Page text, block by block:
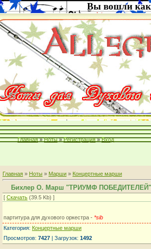
Вы вошли как
Главная » Ноты » Регистрация » Вход
Главная » Ноты » Марши » Концертные марши
Бихлер О. Марш "ТРИУМФ ПОБЕДИТЕЛЕЙ"
[ Скачать (39.5 Kb) ]
партитура для духового оркестра - *sib
Категория: Концертные марши
Просмотров: 7427 | Загрузок: 1492